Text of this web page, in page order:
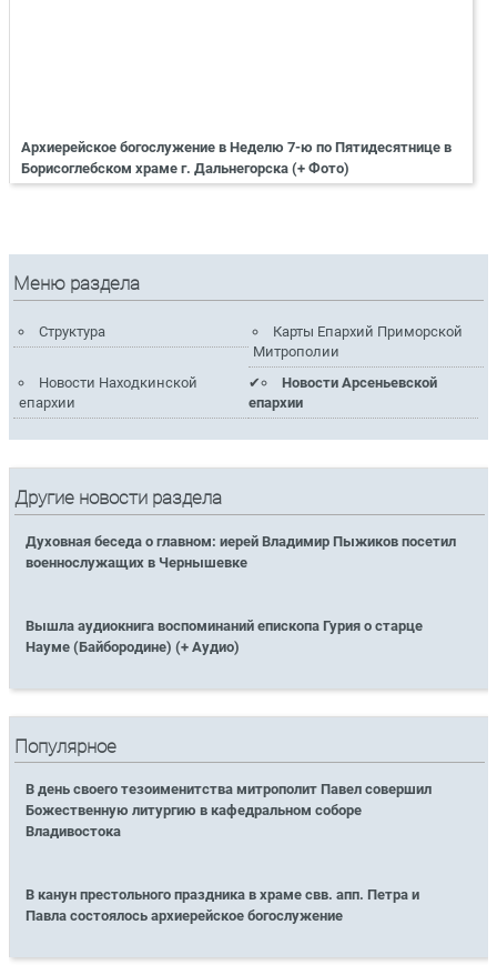
Архиерейское богослужение в Неделю 7-ю по Пятидесятнице в
Борисоглебском храме г. Дальнегорска (+ Фото)
Меню раздела
Структура
Карты Епархий Приморской
Митрополии
Новости Находкинской
епархии
Новости Арсеньевской
епархии
Другие новости раздела
Духовная беседа о главном: иерей Владимир Пыжиков посетил
военнослужащих в Чернышевке
Вышла аудиокнига воспоминаний епископа Гурия о старце
Науме (Байбородине) (+ Аудио)
Популярное
В день своего тезоименитства митрополит Павел совершил
Божественную литургию в кафедральном соборе
Владивостока
В канун престольного праздника в храме свв. апп. Петра и
Павла состоялось архиерейское богослужение